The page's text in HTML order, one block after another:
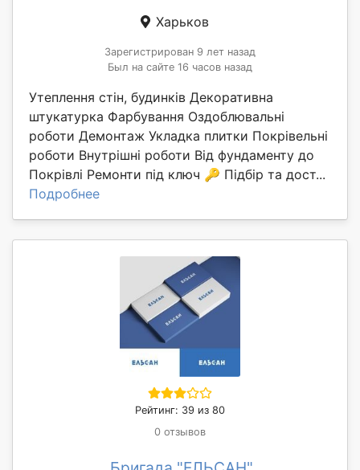
Харьков
Зарегистрирован 9 лет назад
Был на сайте 16 часов назад
Утеплення стін, будинків Декоративна
штукатурка Фарбування Оздоблювальні
роботи Демонтаж Укладка плитки Покрівельні
роботи Внутрішні роботи Від фундаменту до
Покрівлі Ремонти під ключ 🔑 Підбір та дост...
Подробнее
Рейтинг: 39 из 80
0 отзывов